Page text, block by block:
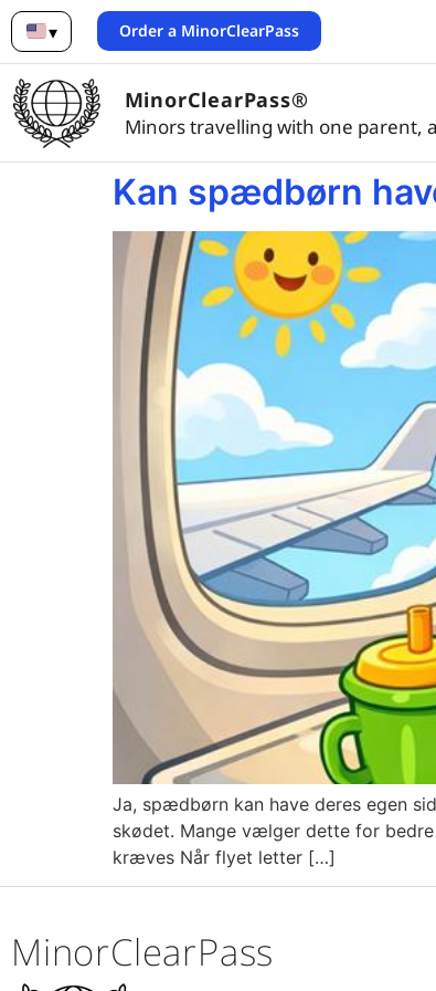
▾
English
Order a MinorClearPass
MinorClearPass®
Minors travelling with one parent,
Kan spædbørn
Ja, spædbørn kan have deres egen
skødet. Mange vælger dette for
kræves Når flyet letter […]
MinorClearPass